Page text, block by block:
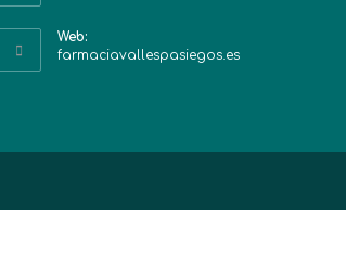
Web:
farmaciavallespasiegos.es